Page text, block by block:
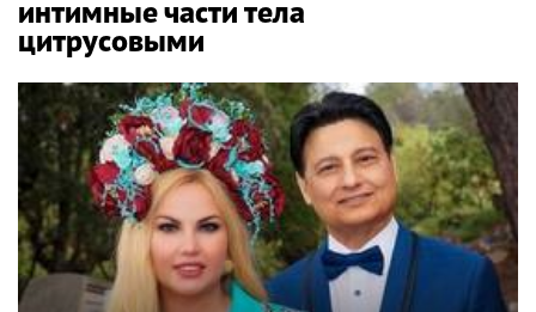
интимные части тела
цитрусовыми